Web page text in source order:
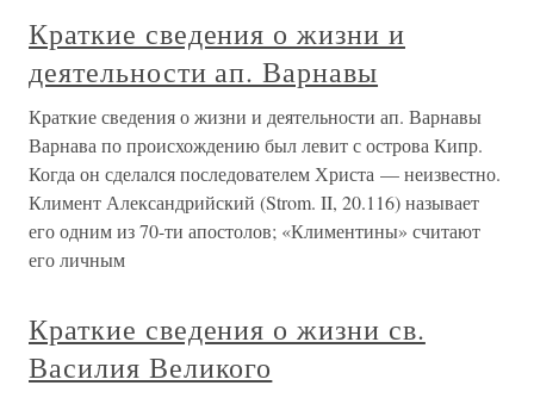
Краткие сведения о жизни и
деятельности ап. Варнавы
Краткие сведения о жизни и деятельности ап. Варнавы
Варнава по происхождению был левит с острова Кипр.
Когда он сделался последователем Христа — неизвестно.
Климент Александрийский (Strom. II, 20.116) называет
его одним из 70-ти апостолов; «Климентины» считают
его личным
Краткие сведения о жизни св.
Василия Великого